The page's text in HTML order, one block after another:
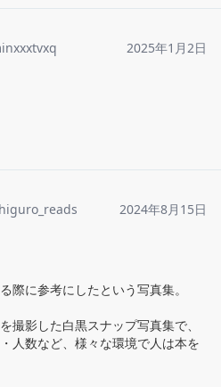
2025年1月2日
2024年8月15日
際に参考にしたという写真集。
撮影した白黒スナップ写真集で、
人数など、様々な環境で人は本を